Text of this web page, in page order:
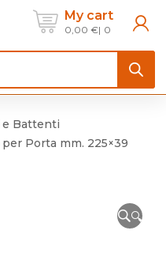
My cart
0,00 € 0
Battenti
Porta mm. 225×39
🔍